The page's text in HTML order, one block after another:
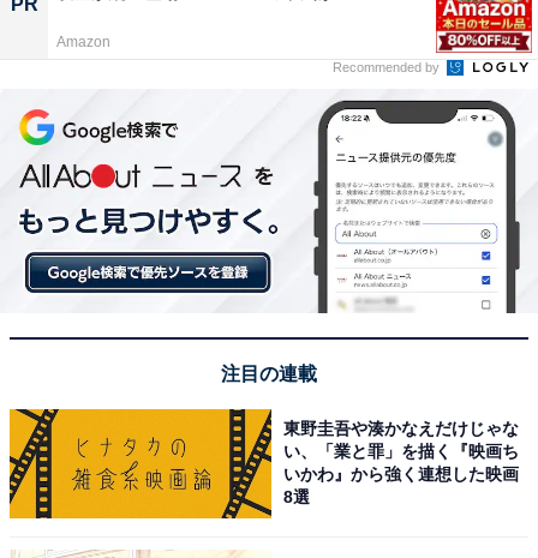
PR
Amazon
Recommended by
注目の連載
東野圭吾や湊かなえだけじゃな
い、「業と罪」を描く『映画ち
いかわ』から強く連想した映画
8選